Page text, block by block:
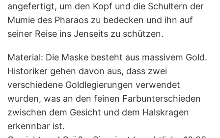
angefertigt, um den Kopf und die Schultern der
Mumie des Pharaos zu bedecken und ihn auf
seiner Reise ins Jenseits zu schützen.
Material: Die Maske besteht aus massivem Gold.
Historiker gehen davon aus, dass zwei
verschiedene Goldlegierungen verwendet
wurden, was an den feinen Farbunterschieden
zwischen dem Gesicht und dem Halskragen
erkennbar ist.